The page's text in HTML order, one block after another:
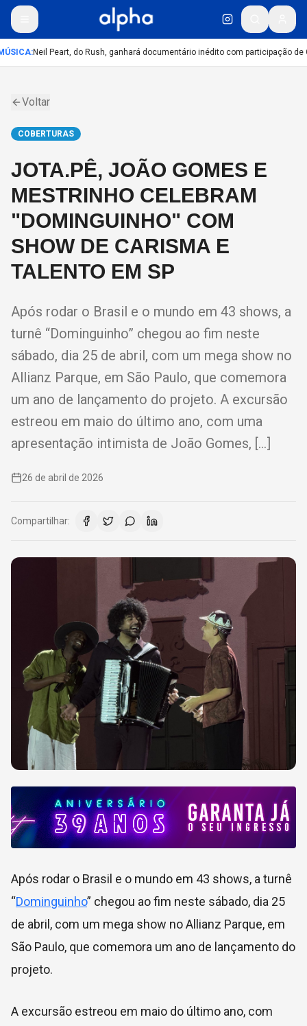
:Neil Peart, do Rush, ganhará documentário inédito com participação de
Voltar
COBERTURAS
JOTA.PÊ, JOÃO GOMES E
MESTRINHO CELEBRAM
"DOMINGUINHO" COM
SHOW DE CARISMA E
TALENTO EM SP
Após rodar o Brasil e o mundo em 43 shows, a
turnê “Dominguinho” chegou ao fim neste
sábado, dia 25 de abril, com um mega show no
Allianz Parque, em São Paulo, que comemora
um ano de lançamento do projeto. A excursão
estreou em maio do último ano, com uma
apresentação intimista de João Gomes, […]
26 de abril de 2026
Compartilhar:
Após rodar o Brasil e o mundo em 43 shows, a turnê
“Dominguinho” chegou ao fim neste sábado, dia 25
de abril, com um mega show no Allianz Parque, em
São Paulo, que comemora um ano de lançamento do
projeto.
A excursão estreou em maio do último ano, com